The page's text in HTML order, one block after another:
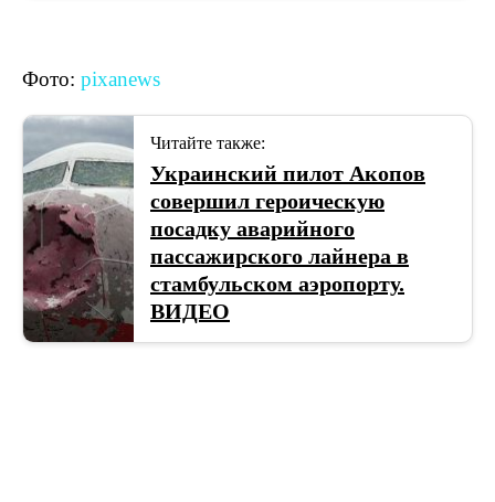
Фото: pixanews
Читайте также:
Украинский пилот Акопов
совершил героическую
посадку аварийного
пассажирского лайнера в
стамбульском аэропорту.
ВИДЕО